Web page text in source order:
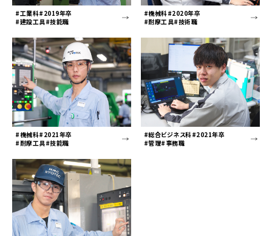
#工業科#2019年卒
#建設工具#技能職
#機械科#2020年卒
#耐摩工具#技術職
#機械科#2021年卒
#耐摩工具#技能職
#総合ビジネス科#2021年卒
#管理#事務職